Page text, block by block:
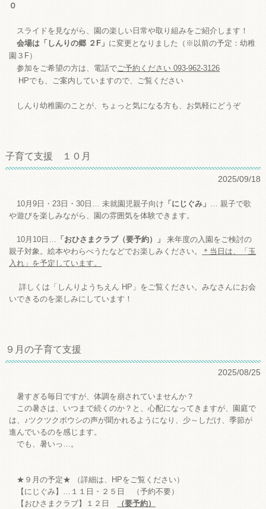
０
スライドを見ながら、園の楽しい日常や取り組みをご紹介します！
会場は「しんりの郷 ２F」 に変更となりました（※以前の予定：幼稚
園３F）
参加をご希望の方は、電話で ご予約ください 093-962-3126
HPでも、ご案内していますので、ご覧ください
しんり幼稚園のことが、 ちょっと気になる方も、お気軽にどうぞ
子育て支援 １０月
2025/09/18
10月9日・23日・30日… 未就園児親子向け 「にじぐみ」
… 親子で歌
や遊びを楽しみながら、園の雰囲気を体験できます。
10月10日… 「おひさまクラブ（要予約）」 来年度の 入園をご検討の
親子対象。絵本やわらべうたなどでお楽しみください。
＊当日は、「玉
入れ」を予定しています。
詳しくは「しんりようちえん HP」をご覧ください。みなさんにお会
いできるのを楽しみにしています！
９月の子育て支援
2025/08/25
暑すぎる毎日ですが、体調を崩されていませんか？
この暑さは、いつまで続くのか？と、心配になってきますが、園庭で
は、♪ツクツクボウシの声が聞かれるようになり、少～しだけ、季節が
進んでいるのを感じます。
でも、暑いっ…。
★９月の予定★ （詳細は、HPをご覧ください）
【にじぐみ】…１１日・２５日 （予約不要）
【おひさまクラブ】１２日
（要予約）